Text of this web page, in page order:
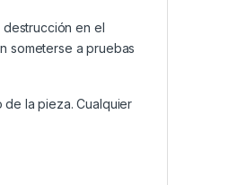
en el
someterse a pruebas
de la pieza. Cualquier